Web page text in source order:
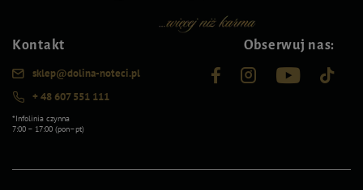
Kontakt
sklep@dolina-noteci.pl
+ 48 607 551 111
*Infolinia czynna
7:00 – 17:00 (pon–pt)
Obserwuj nas: